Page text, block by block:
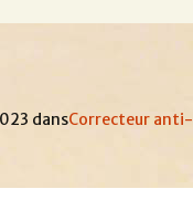
dansCorrecteur